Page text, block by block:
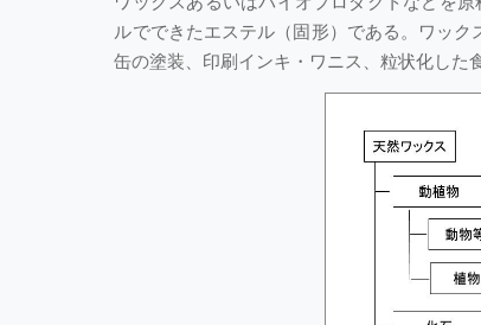
ルでできたエステル（固形）である。ワッ
缶の塗装、印刷インキ・ワニス、粒状化した